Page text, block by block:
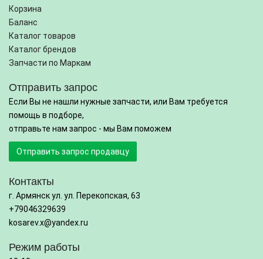
Корзина
Баланс
Каталог товаров
Каталог брендов
Запчасти по Маркам
Отправить запрос
Если Вы не нашли нужные запчасти, или Вам требуется
помощь в подборе,
отправьте нам запрос - мы Вам поможем
Отправить запрос продавцу
Контакты
г. Армянск ул. ул. Перекопская, 63
+79046329639
kosarev.x@yandex.ru
Режим работы